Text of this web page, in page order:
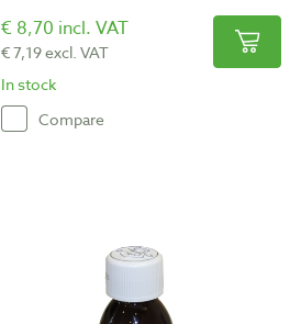
€ 8,70 incl. VAT
€ 7,19 excl. VAT
In stock
Compare